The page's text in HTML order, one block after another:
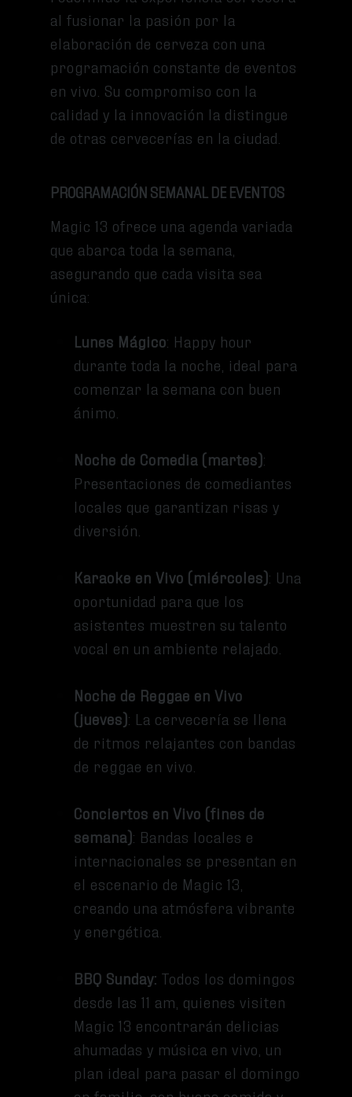
al fusionar la pasión por la
elaboración de cerveza con una
programación constante de eventos
en vivo. Su compromiso con la
calidad y la innovación la distingue
de otras cervecerías en la ciudad.
PROGRAMACIÓN SEMANAL DE EVENTOS
Magic 13 ofrece una agenda variada
que abarca toda la semana,
asegurando que cada visita sea
única:
Lunes Mágico: Happy hour
durante toda la noche, ideal para
comenzar la semana con buen
ánimo.
Noche de Comedia (martes):
Presentaciones de comediantes
locales que garantizan risas y
diversión.
Karaoke en Vivo (miércoles): Una
oportunidad para que los
asistentes muestren su talento
vocal en un ambiente relajado.
Noche de Reggae en Vivo
(jueves): La cervecería se llena
de ritmos relajantes con bandas
de reggae en vivo.
Conciertos en Vivo (fines de
semana): Bandas locales e
internacionales se presentan en
el escenario de Magic 13,
creando una atmósfera vibrante
y energética.
BBQ Sunday: Todos los domingos
desde las 11 am, quienes visiten
Magic 13 encontrarán delicias
ahumadas y música en vivo, un
plan ideal para pasar el domingo